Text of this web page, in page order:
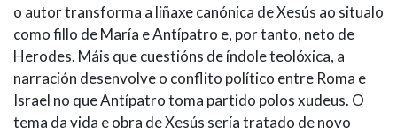
o autor transforma a liñaxe canónica de Xesús ao situalo
como fillo de María e Antípatro e, por tanto, neto de
Herodes. Máis que cuestións de índole teolóxica, a
narración desenvolve o conflito político entre Roma e
Israel no que Antípatro toma partido polos xudeus. O
tema da vida e obra de Xesús sería tratado de novo